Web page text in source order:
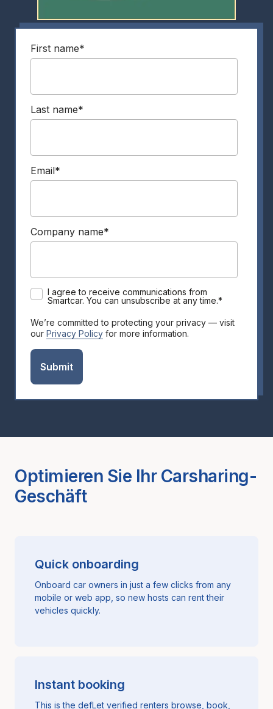
First name*
Last name*
Email*
Company name*
I agree to receive communications from
Smartcar. You can unsubscribe at any time.*
We’re committed to protecting your privacy — visit
our Privacy Policy for more information.
Optimieren Sie Ihr Carsharing-
Geschäft
Quick onboarding
Onboard car owners in just a few clicks from any
mobile or web app, so new hosts can rent their
vehicles quickly.
Instant booking
This is the defLet verified renters browse, book,